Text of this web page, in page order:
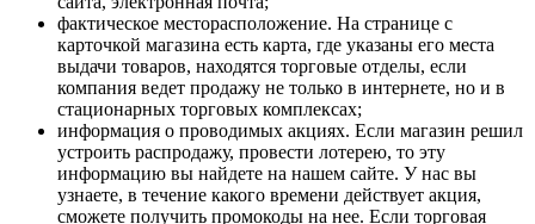
фактическое месторасположение. На странице с
карточкой магазина есть карта, где указаны его места
выдачи товаров, находятся торговые отделы, если
компания ведет продажу не только в интернете, но и в
стационарных торговых комплексах;
информация о проводимых акциях. Если магазин решил
устроить распродажу, провести лотерею, то эту
информацию вы найдете на нашем сайте. У нас вы
узнаете, в течение какого времени действует акция,
сможете получить промокоды на нее. Если торговая